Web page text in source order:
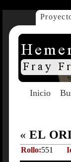
Inicio
« EL
Rollo:551